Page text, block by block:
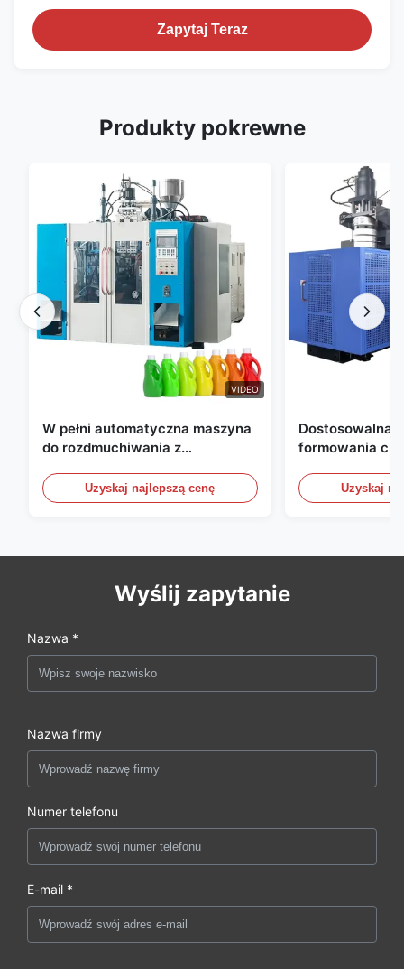
Zapytaj Teraz
Produkty pokrewne
VIDEO
W pełni automatyczna maszyna
do rozdmuchiwania z
rozdmuchiwania butelek HDPE
Uzyskaj najlepszą cenę
Dostosowalna
formowania
Automatyczne
formowania
Uzyskaj
Wyślij zapytanie
Nazwa *
Nazwa firmy
Numer telefonu
E-mail *